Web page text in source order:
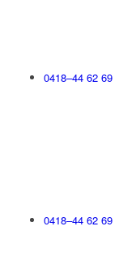
0418–44 62 69
0418–44 62 69